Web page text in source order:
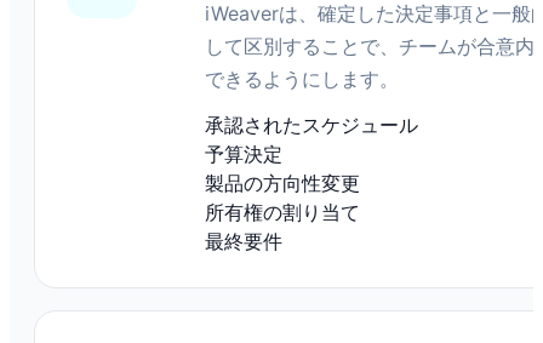
iWeaverは、確定した決定事項と一般
して区別することで、チームが合意内
できるようにします。
承認されたスケジュール
予算決定
製品の方向性変更
所有権の割り当て
最終要件